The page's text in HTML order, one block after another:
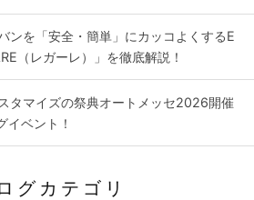
ンを「安全・簡単」にカッコよくするE
（レガーレ）」を徹底解説！
タマイズの祭典オートメッセ2026開催
イベント！
グカテゴリ